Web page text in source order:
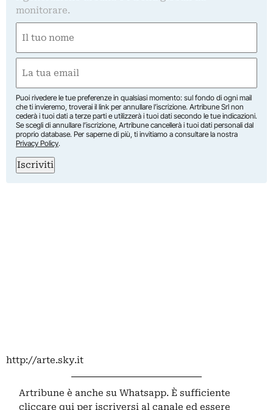
monitorare.
(Required)
First
(Required)
Puoi rivedere le tue preferenze in qualsiasi momento: sul fondo di ogni mail
che ti invieremo, troverai il link per annullare l’iscrizione. Artribune Srl non
cederà i tuoi dati a terze parti e utilizzerà i tuoi dati secondo le tue indicazioni.
Se scegli di annullare l’iscrizione, Artribune cancellerà i tuoi dati personali dal
proprio database. Per saperne di più, ti invitiamo a consultare la nostra
Privacy Policy.
Iscriviti
http://arte.sky.it
Artribune è anche su Whatsapp. È sufficiente
cliccare qui per iscriversi al canale ed essere